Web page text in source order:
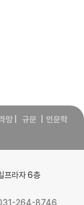
망| 규문 |인문학
프라자 6층
031-264-8746